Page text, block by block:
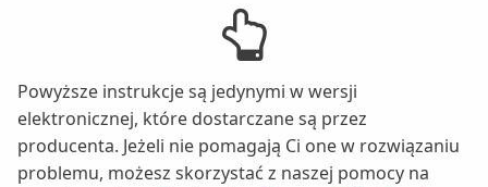
Powyższe instrukcje są jedynymi w wersji
elektronicznej, które dostarczane są przez
producenta. Jeżeli nie pomagają Ci one w rozwiązaniu
problemu, możesz skorzystać z naszej pomocy na